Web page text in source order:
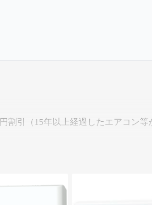
割引（15年以上経過したエアコン等
置条件・購入区分により適用可否
。※通常入れ替え・長期入れ替え
る写真等の証憑が必要です。※詳
ユーザー